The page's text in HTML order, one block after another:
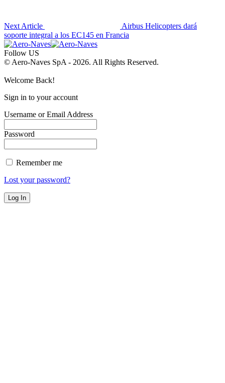
Next Article
Airbus Helicopters dará
soporte integral a los EC145 en Francia
Follow US
© Aero-Naves SpA - 2026. All Rights Reserved.
Welcome Back!
Sign in to your account
Username or Email Address
Password
Remember me
Lost your password?